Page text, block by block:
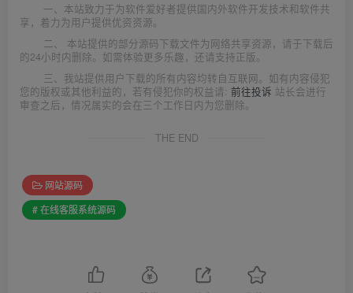
一、本站致力于为软件爱好者提供国内外软件开发技术和软件共
享，着力为用户提供优资资源。
二、 本站提供的部分源码下载文件为网络共享资源，请于下载后
的24小时内删除。如需体验更多乐趣，还请支持正版。
三、我站提供用户下载的所有内容均转自互联网。如有内容侵犯
您的版权或其他利益的，若有侵犯你的权益请: 前往投诉 站长会进行
审查之后，情况属实的会在三个工作日内为您删除。
THE END
网站源码
# 在线客服系统源码